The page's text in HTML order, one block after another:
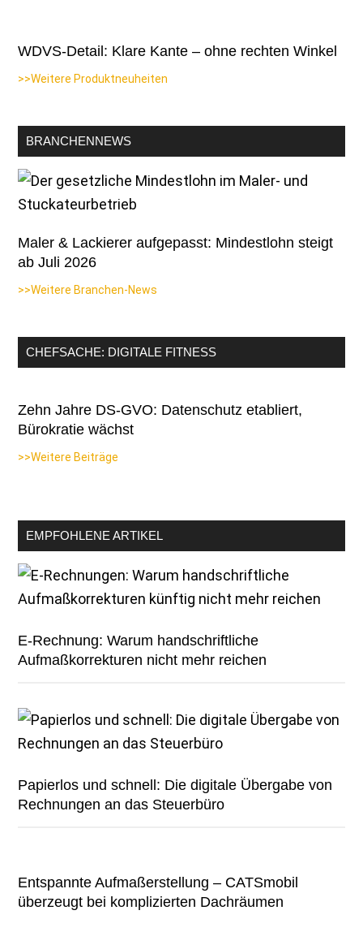
WDVS-Detail: Klare Kante – ohne rechten Winkel
>>Weitere Produktneuheiten
BRANCHENNEWS
Maler & Lackierer aufgepasst: Mindestlohn steigt
ab Juli 2026
>>Weitere Branchen-News
CHEFSACHE: DIGITALE FITNESS
Zehn Jahre DS-GVO: Datenschutz etabliert,
Bürokratie wächst
>>Weitere Beiträge
EMPFOHLENE ARTIKEL
E-Rechnung: Warum handschriftliche
Aufmaßkorrekturen nicht mehr reichen
Papierlos und schnell: Die digitale Übergabe von
Rechnungen an das Steuerbüro
Entspannte Aufmaßerstellung – CATSmobil
überzeugt bei komplizierten Dachräumen